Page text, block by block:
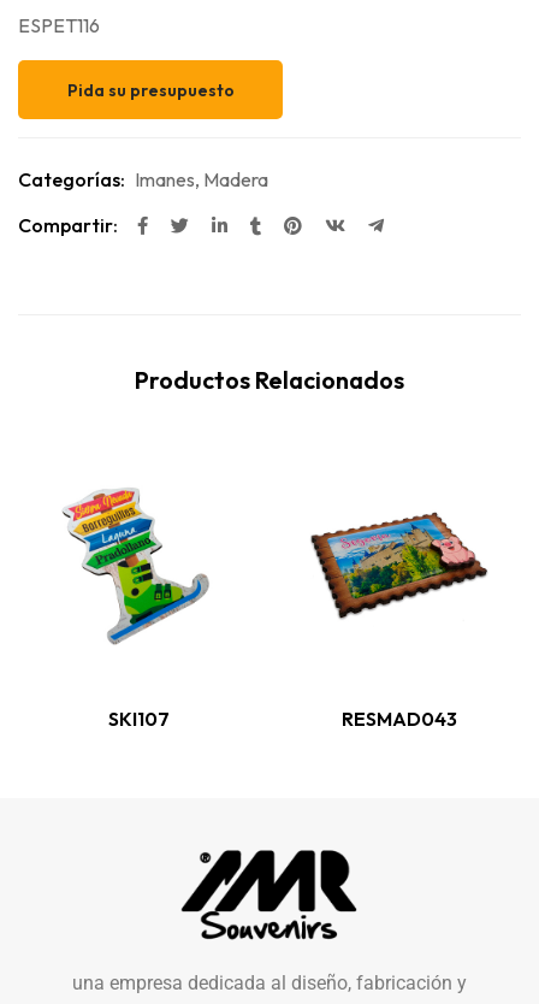
ESPET116
Pida su presupuesto
Categorías: Imanes, Madera
Compartir:
Productos Relacionados
SKI107 RESMAD043
una empresa dedicada al diseño, fabricación y